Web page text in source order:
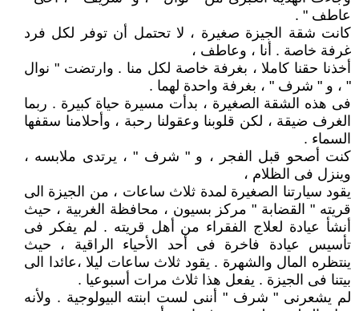
عاطف " .
كانت شقة الجيزة صغيرة ، لا تحتمل أن توفر لكل فرد
غرفة خاصة . أنا ، وعاطف ،
أخذنا حقنا كاملا ، بغرفة خاصة لكل منا . وارتضت " نوال
" ، و " شرف " ، بغرفة واحدة لهما .
فى هذه الشقة الصغيرة ، بدأت مسيرة حياة كبيرة . ربما
الغرف ضيقة ، لكن قلوبنا وعقولنا رحبة ، وأحلامنا سقفها
السماء .
كنت أصحو قبل الفجر ، و " شرف " ، يرتدى ملابسه ،
وينزل فى الظلام ،
يقود سيارتنا الصغيرة لمدة ثلاث ساعات ، من الجيزة الى
قريته " القضابة " مركز بسيون ، محافظة الغربية ، حيث
أنشأ عيادة لعلاج الفقراء من أهل قريته . لم يفكر فى
تأسيس عيادة فاخرة فى أحد الأحياء الراقية ، حيث
ينتظره المال والشهرة . يقود ثلاث ساعات ليلا ،عائدا الى
بيتنا فى الجيزة . يفعل هذا ثلاث مرات أسبوعيا .
لم يشعرنى " شرف " أننى لست ابنته البيولوجية . ولأنه